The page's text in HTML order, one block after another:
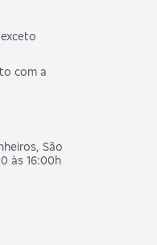
com a
São
às 16:00h